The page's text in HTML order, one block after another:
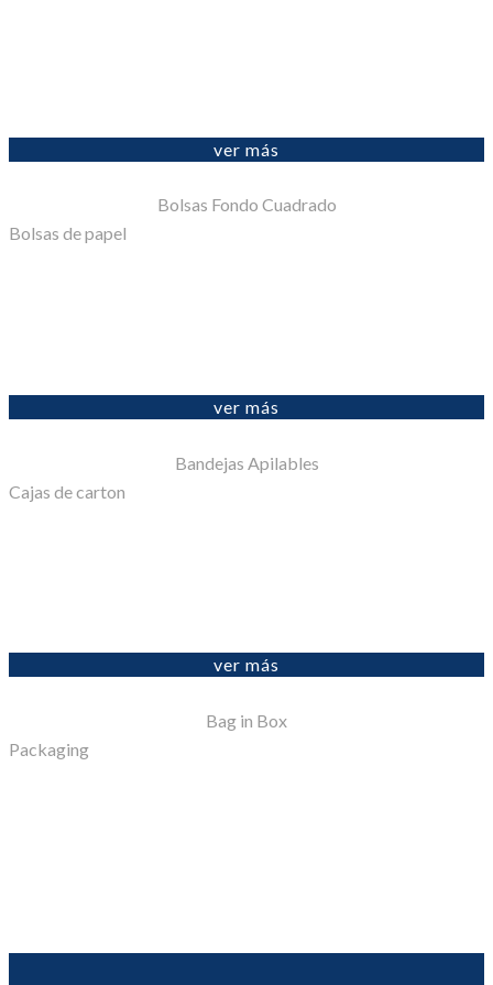
ver más
Bolsas Fondo Cuadrado
Bolsas de papel
ver más
Bandejas Apilables
Cajas de carton
ver más
Bag in Box
Packaging